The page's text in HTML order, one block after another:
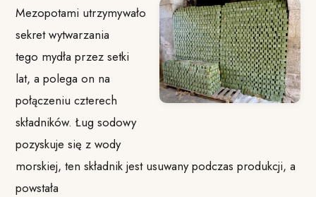
Mezopotami utrzymywało
sekret wytwarzania
tego mydła przez setki
lat, a polega on na
połączeniu czterech
składników. Ług sodowy
pozyskuje się z wody
morskiej, ten składnik jest usuwany podczas produkcji, a
powstała